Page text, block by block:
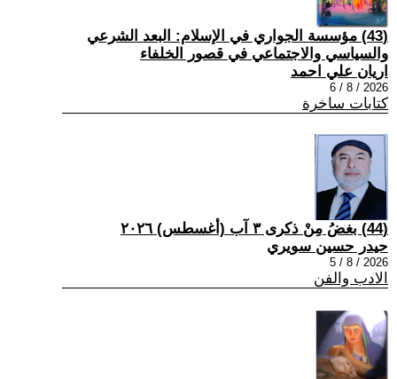
(43) مؤسسة الجواري في الإسلام: البعد الشرعي
والسياسي والاجتماعي في قصور الخلفاء
اريان علي احمد
2026 / 8 / 6
كتابات ساخرة
(44) بغضُ مِنْ ذكرى ٣ آب (أغسطس) ٢٠٢٦
حيدر حسين سويري
2026 / 8 / 5
الادب والفن